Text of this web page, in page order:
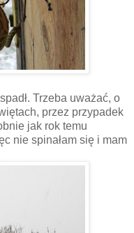
Trzeba uważać, o
przez przypadek
jak rok temu
nie spinałam się i mam